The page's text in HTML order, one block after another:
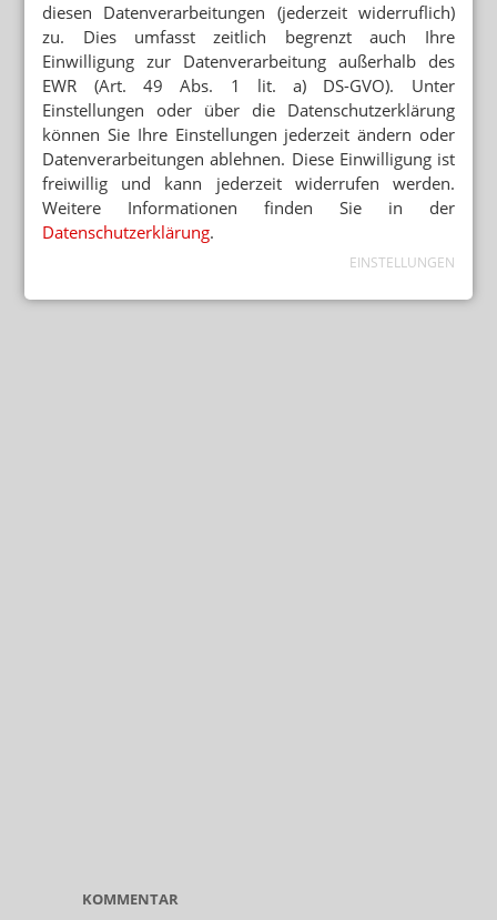
diesen Datenverarbeitungen (jederzeit widerruflich)
zu. Dies umfasst zeitlich begrenzt auch Ihre
Einwilligung zur Datenverarbeitung außerhalb des
EWR (Art. 49 Abs. 1 lit. a) DS-GVO). Unter
Einstellungen oder über die Datenschutzerklärung
können Sie Ihre Einstellungen jederzeit ändern oder
Datenverarbeitungen ablehnen. Diese Einwilligung ist
freiwillig und kann jederzeit widerrufen werden.
Weitere Informationen finden Sie in der
Datenschutzerklärung.
EINSTELLUNGEN
KOMMENTAR